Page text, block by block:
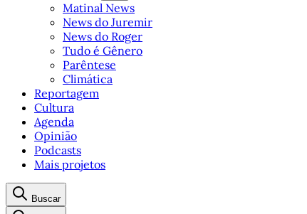
Matinal News
News do Juremir
News do Roger
Tudo é Gênero
Parêntese
Climática
Reportagem
Cultura
Agenda
Opinião
Podcasts
Mais projetos
Buscar